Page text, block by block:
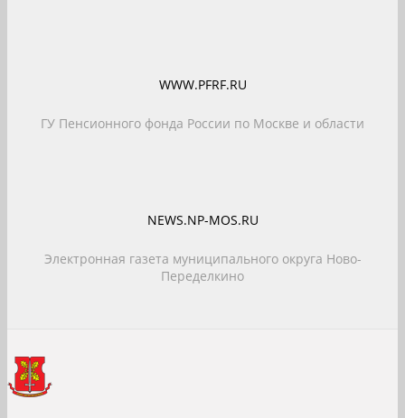
WWW.PFRF.RU
ГУ Пенсионного фонда России по Москве и области
NEWS.NP-MOS.RU
Электронная газета муниципального округа Ново-
Переделкино